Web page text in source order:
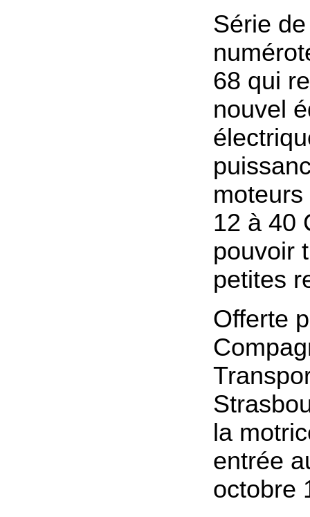
Série
68 qui
nouvel
12 à 40
pouvoir
petites
Offerte
la
entrée
octobre